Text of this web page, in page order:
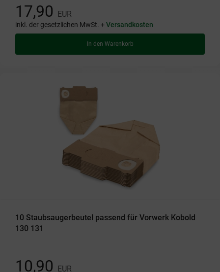
17,90 EUR
inkl. der gesetzlichen MwSt. +Versandkosten
In den Warenkorb
10 Staubsaugerbeutel passend für Vorwerk Kobold
130 131
10,90 EUR